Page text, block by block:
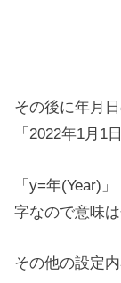
その後に年月
「2022年1月1
「y=年(Year)
字なので意味
その他の設定